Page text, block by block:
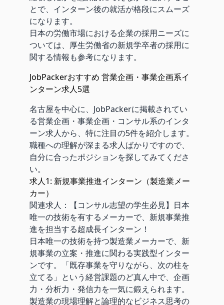
とで、インターン後の就活が格段にスムーズ
になります。
日本の労働市場における企業の採用ニーズに
ついては、 厚生労働省の新規学卒者の採用に
関する情報 も参考になります。
JobPackerおすすめ 営業企画・事業企画系イ
ンターン求人5選
名古屋を中心に、JobPackerに掲載されてい
る営業企画・事業企画・コンサル系のインタ
ーン求人から、特に注目の5件を紹介します。
職種への理解が深まる求人ばかりですので、
自分に合ったポジションを探してみてくださ
い。
求人1: 新規事業推進インターン（製造業メー
カー）
関連求人：
【コンサル志望の学生必見】日本
唯一の技術を有するメーカーで、新規事業推
進を担当する超成長インターン！
日本唯一の技術を持つ製造業メーカーで、新
規事業の立案・推進に関わる実践型インター
ンです。「既存事業を守りながら、次の柱を
立てる」という経営課題のど真ん中で、企画
力・分析力・発信力を一気に鍛えられます。
製造業の現場理解と論理的なビジネス思考の